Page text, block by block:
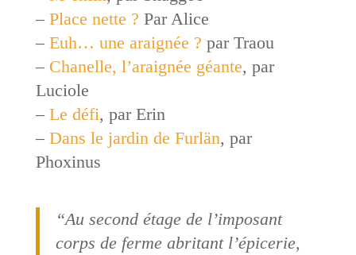
– Place nette ? Par Alice
– Euh… une araignée ? par Traou
– Chanelle, l’araignée géante, par
Luciole
– Le défi, par Erin
– Dans le jardin de Furlän, par
Phoxinus
“Au second étage de l’imposant
corps de ferme abritant l’épicerie,